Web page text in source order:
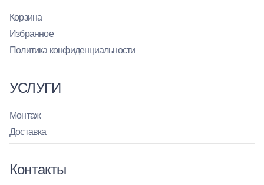
Корзина
Избранное
Политика конфиденциальности
УСЛУГИ
Монтаж
Доставка
Контакты